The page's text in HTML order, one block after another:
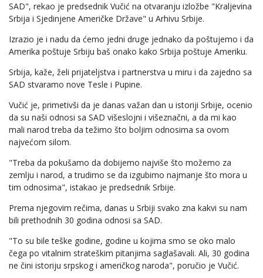
SAD", rekao je predsednik Vučić na otvaranju izložbe "Kraljevina
Srbija i Sjedinjene Američke Države" u Arhivu Srbije.
Izrazio je i nadu da ćemo jedni druge jednako da poštujemo i da
Amerika poštuje Srbiju baš onako kako Srbija poštuje Ameriku.
Srbija, kaže, želi prijateljstva i partnerstva u miru i da zajedno sa
SAD stvaramo nove Tesle i Pupine.
Vučić je, primetivši da je danas važan dan u istoriji Srbije, ocenio
da su naši odnosi sa SAD višeslojni i višeznačni, a da mi kao
mali narod treba da težimo što boljim odnosima sa ovom
najvećom silom.
"Treba da pokušamo da dobijemo najviše što možemo za
zemlju i narod, a trudimo se da izgubimo najmanje što mora u
tim odnosima", istakao je predsednik Srbije.
Prema njegovim rečima, danas u Srbiji svako zna kakvi su nam
bili prethodnih 30 godina odnosi sa SAD.
"To su bile teške godine, godine u kojima smo se oko malo
čega po vitalnim strateškim pitanjima saglašavali. Ali, 30 godina
ne čini istoriju srpskog i američkog naroda", poručio je Vučić.